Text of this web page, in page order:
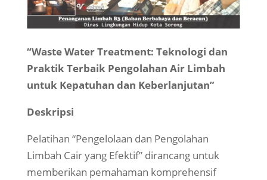
“Waste Water Treatment: Teknologi dan
Praktik Terbaik Pengolahan Air Limbah
untuk Kepatuhan dan Keberlanjutan”
Deskripsi
Pelatihan “Pengelolaan dan Pengolahan
Limbah Cair yang Efektif” dirancang untuk
memberikan pemahaman komprehensif